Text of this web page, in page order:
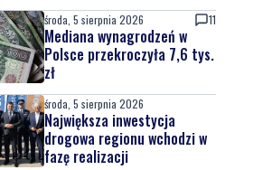
środa, 5 sierpnia 2026 11
Mediana wynagrodzeń w
Polsce przekroczyła 7,6 tys.
zł
środa, 5 sierpnia 2026
Największa inwestycja
drogowa regionu wchodzi w
fazę realizacji